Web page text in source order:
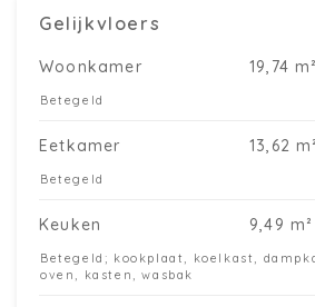
Gelijkvloers
Woonkamer 19,74 m²
Betegeld
Eetkamer 13,62 m²
Betegeld
Keuken 9,49 m²
Betegeld; kookplaat, koelkast,
oven, kasten, wasbak